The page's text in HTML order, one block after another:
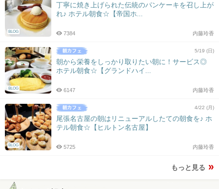
BLOG
丁寧に焼き上げられた伝統のパンケーキを召し上が
れ♪ ホテル朝食☆【帝国ホ...
内藤玲香
7384
BLOG
5/19 (日)
朝から栄養をしっかり取りたい朝に！サービス◎
ホテル朝食☆【グランドハイ...
内藤玲香
6147
BLOG
4/22 (月)
尾張名古屋の朝はリニューアルしたての朝食を♪ ホ
テル朝食☆【ヒルトン名古屋】
内藤玲香
5725
もっと見る